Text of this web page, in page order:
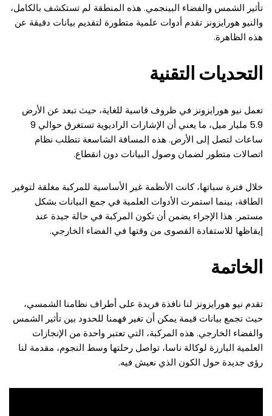
تأثير الشمس والفضاء البينجمي. هذه المنطقة لم تستكشف بالكامل،
والنيو هورايزونز تقدم أدوات علمية متطورة لتقديم بيانات دقيقة عن
هذه الظاهرة.
التحديات التقنية
تعمل نيو هورايزونز في ظروف قاسية للغاية، حيث تبعد عن الأرض
5.9 مليار ميل، ما يعني أن الإشارات الراديوية تستغرق حوالي 9
ساعات لتصل إلى الأرض. هذه المسافة الشاسعة تتطلب نظام
اتصالات متطور لضمان وصول البيانات دون انقطاع.
خلال فترة سباتها، كانت الأنظمة غير الأساسية للمركبة مغلقة لتوفير
الطاقة، بينما استمرت الأدوات العلمية في جمع البيانات بشكل
مستمر. هذا الإجراء يضمن أن تكون المركبة في حالة جيدة عند
إيقاظها للاستفادة القصوى من وقتها في الفضاء الخارجي.
الخاتمة
تقدم نيو هورايزونز لنا نافذة فريدة على أطراف نظامنا الشمسي،
حيث تجمع بيانات قيمة يمكن أن تغير فهمنا للحدود بين تأثير الشمس
والفضاء الخارجي. هذه المركبة، التي تعتبر واحدة من الإنجازات
العلمية البارزة لوكالة ناسا، تواصل رحلتها وسط النجوم، مقدمة لنا
رؤى جديدة حول الكون الذي نعيش فيه.